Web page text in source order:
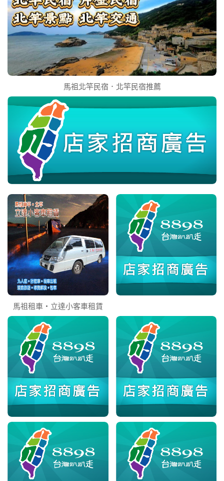
馬祖北竿民宿．北竿民宿推薦
馬祖租車‧立達小客車租賃